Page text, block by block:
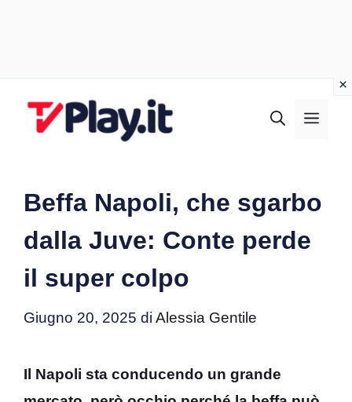
Beffa Napoli, che sgarbo
dalla Juve: Conte perde
il super colpo
Giugno 20, 2025 di Alessia Gentile
Il Napoli sta conducendo un grande